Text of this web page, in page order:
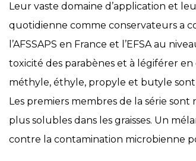
Leur vaste domaine d’application et
quotidienne comme conservateurs a
l’AFSSAPS en France et l’EFSA au
toxicité des parabènes et à légiférer
méthyle, éthyle, propyle et butyle sont
Les premiers membres de la série
plus solubles dans les graisses. Un
contre la contamination microbienne